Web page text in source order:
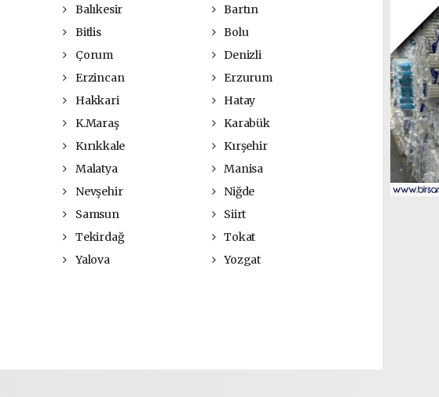
Balıkesir
Bartın
Bitlis
Bolu
Çorum
Denizli
Erzincan
Erzurum
Hakkari
Hatay
K.Maraş
Karabük
Kırıkkale
Kırşehir
Malatya
Manisa
Nevşehir
Niğde
Samsun
Siirt
Tekirdağ
Tokat
Yalova
Yozgat